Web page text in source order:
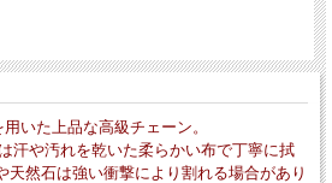
用いた上品な高級チェーン。
汗や汚れを乾いた柔らかい布で丁寧に拭
天然石は強い衝撃により割れる場合があり